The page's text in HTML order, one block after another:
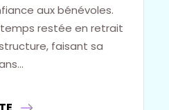
aux bénévoles.
restée en retrait
faisant sa